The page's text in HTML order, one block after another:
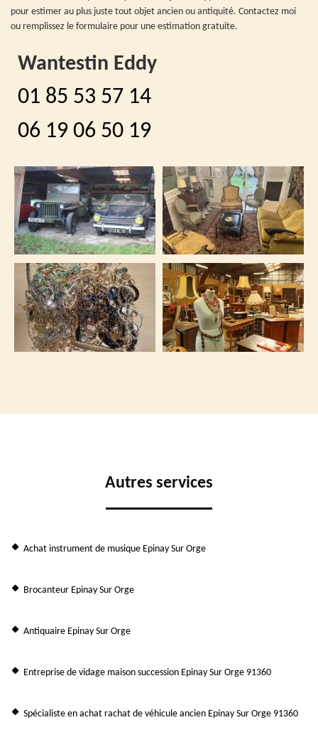
pour estimer au plus juste tout objet ancien ou antiquité. Contactez moi
ou remplissez le formulaire pour une estimation gratuite.
Wantestin Eddy
01 85 53 57 14
06 19 06 50 19
Autres services
Achat instrument de musique Epinay Sur Orge
Brocanteur Epinay Sur Orge
Antiquaire Epinay Sur Orge
Entreprise de vidage maison succession Epinay Sur Orge 91360
Spécialiste en achat rachat de véhicule ancien Epinay Sur Orge 91360